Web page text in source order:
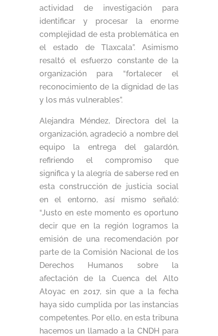
actividad de investigación para
identificar y procesar la enorme
complejidad de esta problemática en
el estado de Tlaxcala”. Asimismo
resaltó el esfuerzo constante de la
organización para “fortalecer el
reconocimiento de la dignidad de las
y los más vulnerables”.
Alejandra Méndez, Directora del la
organización, agradeció a nombre del
equipo la entrega del galardón,
refiriendo el compromiso que
significa y la alegría de saberse red en
esta construcción de justicia social
en el entorno, así mismo señaló:
“Justo en este momento es oportuno
decir que en la región logramos la
emisión de una recomendación por
parte de la Comisión Nacional de los
Derechos Humanos sobre la
afectación de la Cuenca del Alto
Atoyac en 2017, sin que a la fecha
haya sido cumplida por las instancias
competentes. Por ello, en esta tribuna
hacemos un llamado a la CNDH para